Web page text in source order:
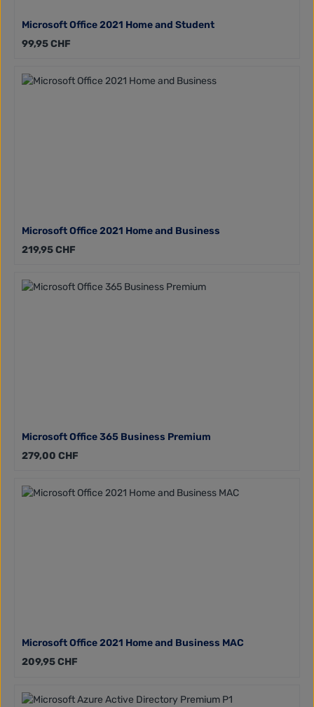
Microsoft Office 2021 Home and Student
Regulärer Preis:
99,95 CHF
Microsoft Office 2021 Home and Business
Regulärer Preis:
219,95 CHF
Microsoft Office 365 Business Premium
Regulärer Preis:
279,00 CHF
Microsoft Office 2021 Home and Business MAC
Regulärer Preis:
209,95 CHF